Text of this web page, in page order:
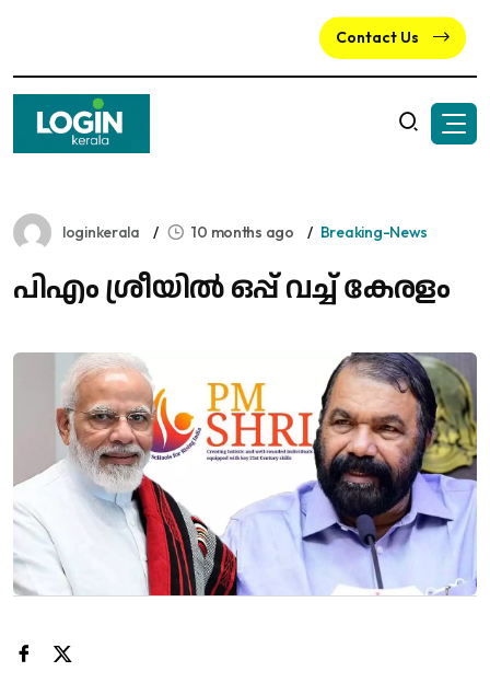
Contact Us
loginkerala 10 months ago Breaking-News
പിഎം ശ്രീയില്‍ ഒപ്പ് വച്ച് കേരളം